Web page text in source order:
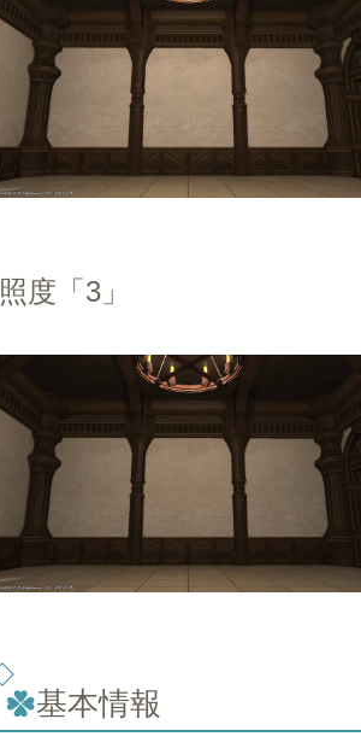
照度「3」
基本情報